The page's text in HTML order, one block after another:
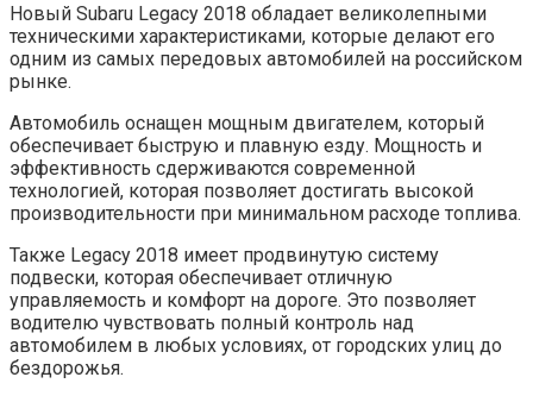
Новый Subaru Legacy 2018 обладает великолепными
техническими характеристиками, которые делают его
одним из самых передовых автомобилей на российском
рынке.
Автомобиль оснащен мощным двигателем, который
обеспечивает быструю и плавную езду. Мощность и
эффективность сдерживаются современной
технологией, которая позволяет достигать высокой
производительности при минимальном расходе топлива.
Также Legacy 2018 имеет продвинутую систему
подвески, которая обеспечивает отличную
управляемость и комфорт на дороге. Это позволяет
водителю чувствовать полный контроль над
автомобилем в любых условиях, от городских улиц до
бездорожья.